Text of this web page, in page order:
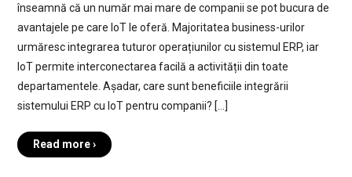
înseamnă că un număr mai mare de companii se pot bucura de
avantajele pe care IoT le oferă. Majoritatea business-urilor
urmăresc integrarea tuturor operațiunilor cu sistemul ERP, iar
IoT permite interconectarea facilă a activității din toate
departamentele. Așadar, care sunt beneficiile integrării
sistemului ERP cu IoT pentru companii? […]
Read more ›